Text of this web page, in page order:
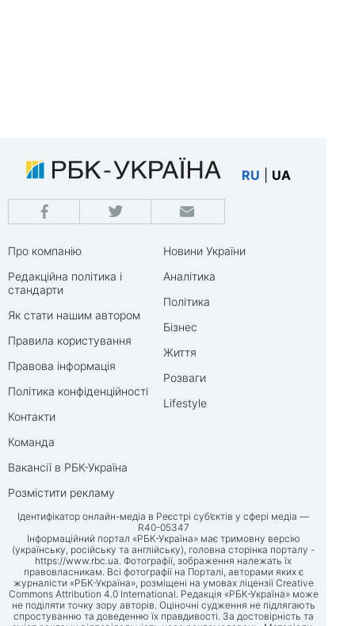
RU UA
Про компанію
Редакційна політика і
стандарти
Як стати нашим автором
Правила користування
Правова інформація
Політика конфіденційності
Контакти
Команда
Вакансії в РБК-Україна
Розмістити рекламу
Новини України
Аналітика
Політика
Бізнес
Життя
Розваги
Lifestyle
Ідентифікатор онлайн-медіа в Реєстрі суб’єктів у сфері медіа —
R40-05347
Інформаційний портал «РБК-Україна» має тримовну версію
(українську, російську та англійську), головна сторінка порталу -
https://www.rbc.ua. Фотографії, зображення належать їх
правовласникам. Всі фотографії на Порталі, авторами яких є
журналісти «РБК-Україна», розміщені на умовах ліцензії Creative
Commons Attribution 4.0 International. Редакція «РБК-Україна» може
не поділяти точку зору авторів. Оціночні судження не підлягають
спростуванню та доведенню їх правдивості. За достовірність та